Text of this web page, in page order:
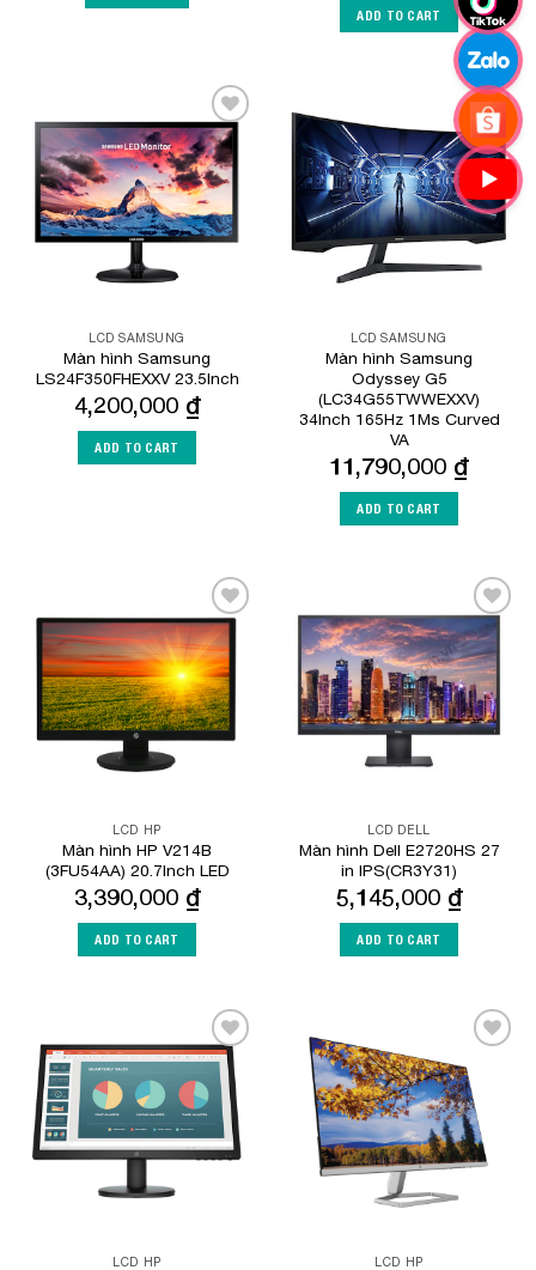
ADD TO CART
Add to
Wishlist
LCD SAMSUNG
Màn hình Samsung
LS24F350FHEXXV 23.5Inch
4,200,000 ₫
ADD TO CART
Add to
Wishlist
LCD SAMSUNG
Màn hình Samsung
Odyssey G5
(LC34G55TWWEXXV)
34Inch 165Hz 1Ms Curved
VA
11,790,000 ₫
ADD TO CART
Add to
Wishlist
LCD HP
Màn hình HP V214B
(3FU54AA) 20.7Inch LED
3,390,000 ₫
ADD TO CART
Add to
Wishlist
LCD DELL
Màn hình Dell E2720HS 27
in IPS(CR3Y31)
5,145,000 ₫
ADD TO CART
Add to
Wishlist
LCD HP
Add to
Wishlist
LCD HP